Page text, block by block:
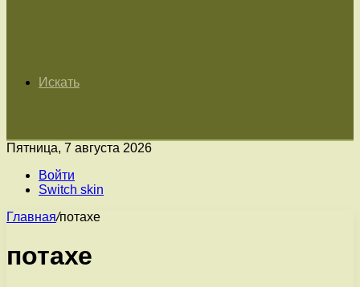
Искать
Пятница, 7 августа 2026
Войти
Switch skin
Главная/потахе
потахе